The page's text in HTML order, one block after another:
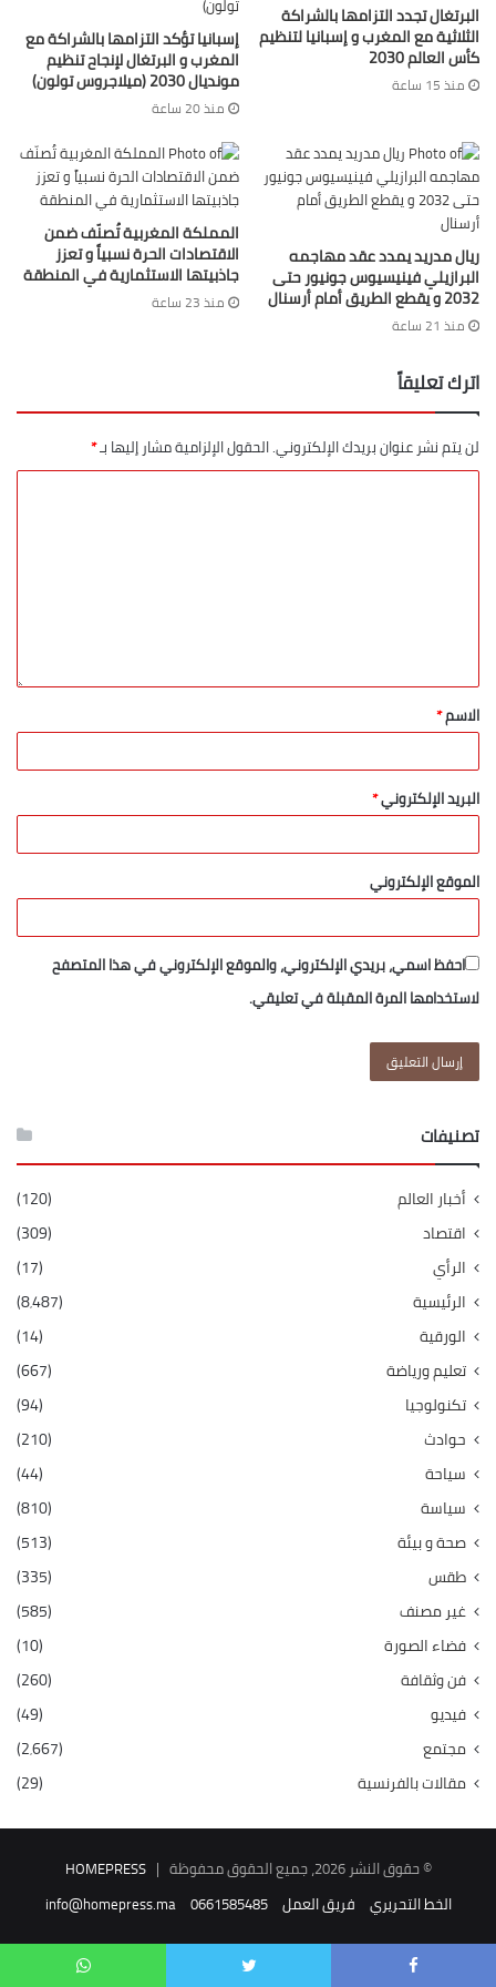
وأفريقيا.
هذا التقدم يعزز قدرة المغرب على تقليص فاتورة الطاقة التقليدية،
ويمنحه فرصاً أكبر لجذب الاستثمارات الأجنبية، خاصة في ظل الطلب
العالمي المتزايد على الطاقات النظيفة، ليتحول بذلك إلى لاعب
اقتصادي مؤثر في السوق الدولية للطاقة.
نجاح المغرب في هذا المجال يرسخ صورته كدولة رائدة في التحول
الطاقي، ويمنحه أوراق قوة إضافية في علاقاته الإقليمية والدولية،
خصوصاً مع أوروبا التي تبحث عن شركاء موثوقين في مجال الطاقة
المستدامة، ليصبح بذلك جسراً حيوياً بين ثلاث قارات.
البرتغال تجدد التزامها بالشراكة
الثلاثية مع المغرب و إسبانيا لتنظيم
كأس العالم 2030
منذ 15 ساعة
إسبانيا تؤكد التزامها بالشراكة مع
المغرب و البرتغال لإنجاح تنظيم
مونديال 2030 (ميلاجروس تولون)
منذ 20 ساعة
ريال مدريد يمدد عقد مهاجمه
البرازيلي فينيسيوس جونيور حتى
2032 و يقطع الطريق أمام أرسنال
منذ 21 ساعة
المملكة المغربية تُصنّف ضمن
الاقتصادات الحرة نسبياً و تعزز
جاذبيتها الاستثمارية في المنطقة
منذ 23 ساعة
اترك تعليقاً
لن يتم نشر عنوان بريدك الإلكتروني.الحقول الإلزامية مشار إليها بـ*
الاسم*
البريد الإلكتروني*
الموقع الإلكتروني
احفظ اسمي، بريدي الإلكتروني، والموقع الإلكتروني في هذا المتصفح
لاستخدامها المرة المقبلة في تعليقي.
تصنيفات
أخبار العالم
(120)
اقتصاد
(309)
الرأي
(17)
الرئيسية
(8٬487)
الورقية
(14)
تعليم ورياضة
(667)
تكنولوجيا
(94)
حوادث
(210)
سياحة
(44)
سياسة
(810)
صحة و بيئة
(513)
طقس
(335)
غير مصنف
(585)
فضاء الصورة
(10)
فن وثقافة
(260)
فيديو
(49)
مجتمع
(2٬667)
مقالات بالفرنسية
(29)
© حقوق النشر 2026، جميع الحقوق محفوظة |
HOMEPRESS
الخط التحريري فريق العمل 0661585485
info@homepress.ma